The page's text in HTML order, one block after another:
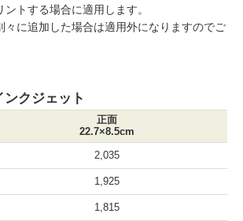
トする場合に適用します。
々に追加した場合は適用外になりますのでご
ンクジェット
正面
22.7×8.5cm
2,035
1,925
1,815